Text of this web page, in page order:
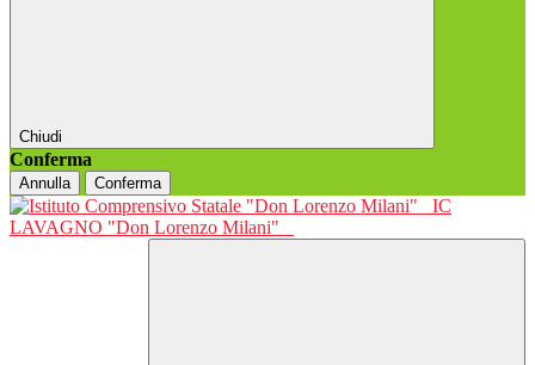
Chiudi
Conferma
Annulla Conferma
IC
LAVAGNO "Don Lorenzo Milani"